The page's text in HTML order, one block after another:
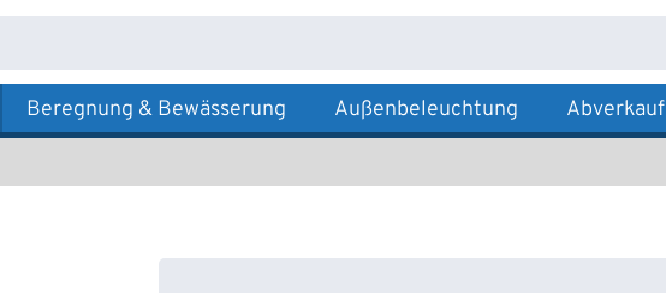
Beregnung & Bewässerung Außenbeleuchtung Abverkauf